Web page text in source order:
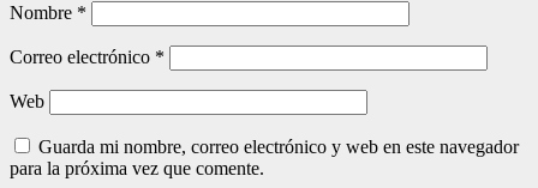
Nombre *
Correo electrónico *
Web
Guarda mi nombre, correo electrónico y web en este navegador
para la próxima vez que comente.